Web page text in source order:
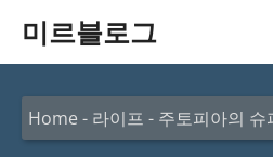
미르블로그
Home - 라이프 - 주토피아의 슈퍼